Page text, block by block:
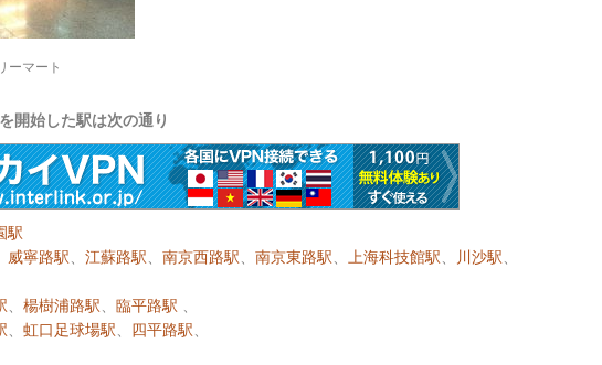
ーマート
開始した駅は次の通り
駅
威寧路駅 江蘇路駅 南京西路駅 南京東路駅 上海科技館駅 川沙駅
楊樹浦路駅 臨平路駅
虹口足球場駅 四平路駅